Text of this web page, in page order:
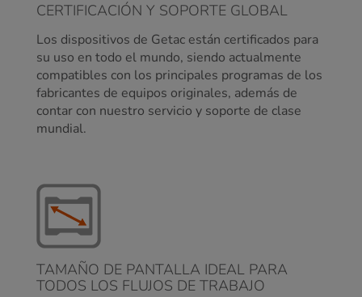
CERTIFICACIÓN Y SOPORTE GLOBAL
Los dispositivos de Getac están certificados para
su uso en todo el mundo, siendo actualmente
compatibles con los principales programas de los
fabricantes de equipos originales, además de
contar con nuestro servicio y soporte de clase
mundial.
TAMAÑO DE PANTALLA IDEAL PARA
TODOS LOS FLUJOS DE TRABAJO